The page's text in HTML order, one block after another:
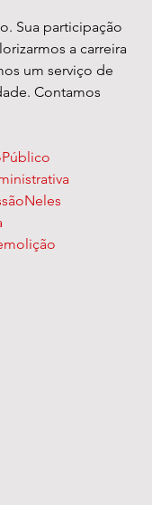
Sua participação
a carreira
um serviço de
Contamos